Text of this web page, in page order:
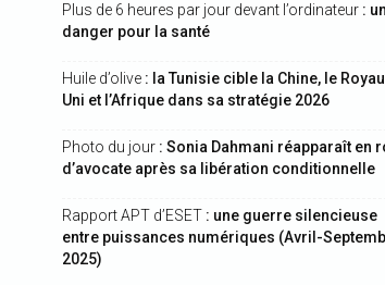
Plus de 6 heures par jour devant l’ordinateur : un
danger pour la santé
Huile d’olive : la Tunisie cible la Chine, le
Uni et l’Afrique dans sa stratégie 2026
Photo du jour : Sonia Dahmani réapparaît en
d’avocate après sa libération conditionnelle
Rapport APT d’ESET : une guerre silencieuse
entre puissances numériques (Avril-
2025)